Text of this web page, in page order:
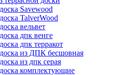
Savewood
TalverWood
вельвет
дпк венге
дпк терракот
из ДПК бесшовная
из дпк серая
комплектующие